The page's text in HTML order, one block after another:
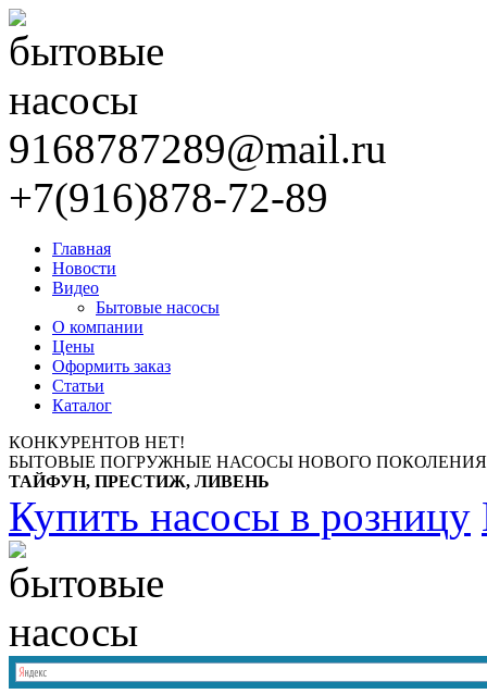
9168787289@mail.ru
+7(916)878-72-89
Главная
Новости
Видео
Бытовые насосы
О компании
Цены
Оформить заказ
Статьи
Каталог
КОНКУРЕНТОВ НЕТ!
БЫТОВЫЕ ПОГРУЖНЫЕ НАСОСЫ НОВОГО
ТАЙФУН, ПРЕСТИЖ, ЛИВЕНЬ
Купить насосы в розницу